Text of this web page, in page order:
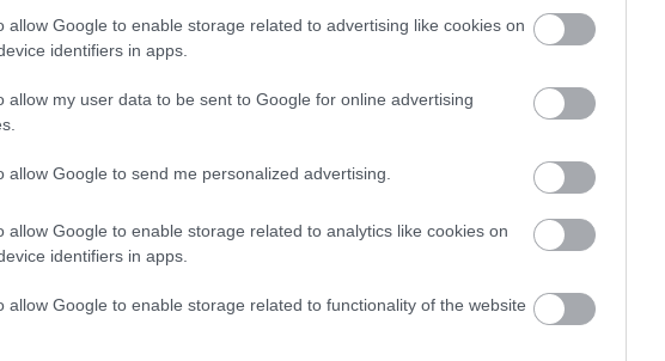
allow Google to enable storage related to advertising like cookies on
identifiers in apps.
allow my user data to be sent to Google for online advertising
allow Google to send me personalized advertising.
allow Google to enable storage related to analytics like cookies on
identifiers in apps.
allow Google to enable storage related to functionality of the website